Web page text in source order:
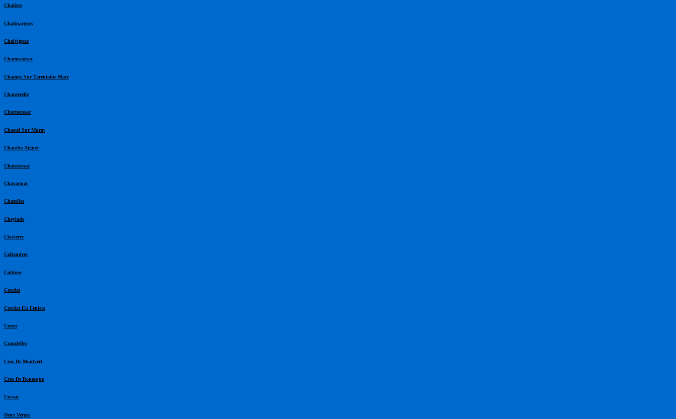
Chaliers
Chalinargues
Chalvignac
Champagnac
Champs Sur Tarentaine Marc
Chanterelle
Charmensac
Chastel Sur Murat
Chaudes Aigues
Chaussenac
Chavagnac
Chazelles
Cheylade
Clavieres
Collandres
Coltines
Condat
Condat En Feniers
Coren
Crandelles
Cros De Montvert
Cros De Ronesque
Cussac
Deux Verges